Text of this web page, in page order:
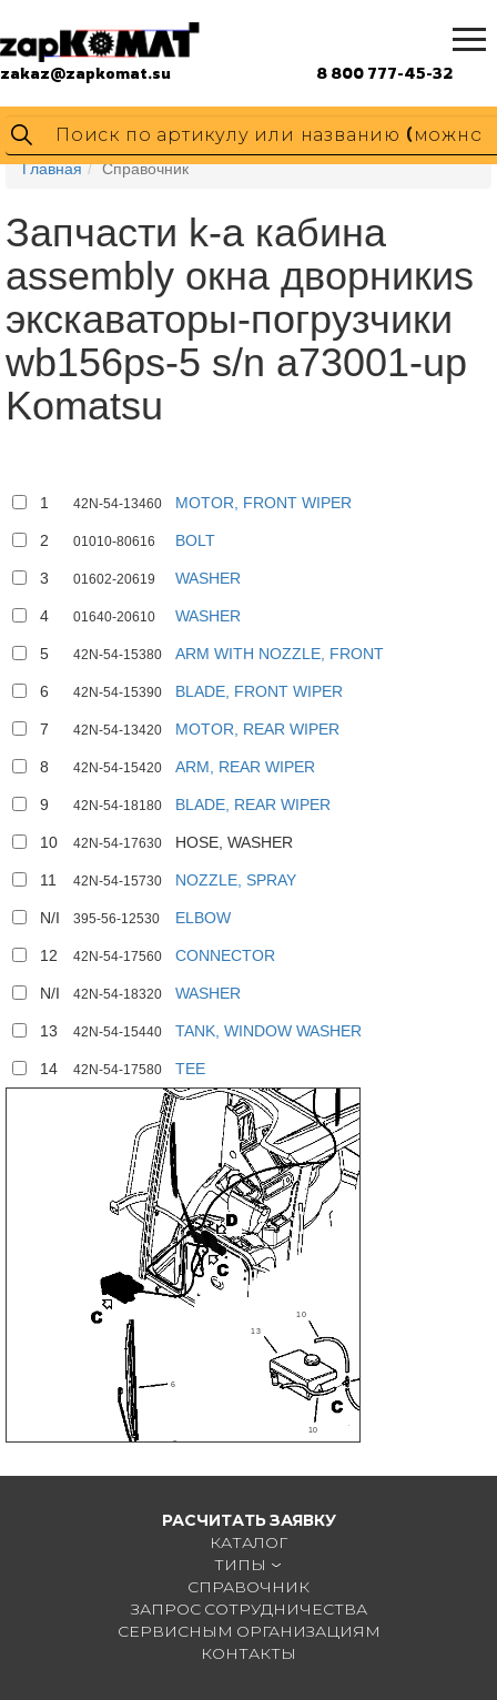
zakaz@zapkomat.su 8 800 777-45-32
Главная Справочник
Запчасти k-a кабина
assembly окна дворникиs
экскаваторы-погрузчики
wb156ps-5 s/n a73001-up
Komatsu
1 42N-54-13460 MOTOR, FRONT WIPER
2 01010-80616 BOLT
3 01602-20619 WASHER
4 01640-20610 WASHER
5 42N-54-15380 ARM WITH NOZZLE, FRONT
6 42N-54-15390 BLADE, FRONT WIPER
7 42N-54-13420 MOTOR, REAR WIPER
8 42N-54-15420 ARM, REAR WIPER
9 42N-54-18180 BLADE, REAR WIPER
10 42N-54-17630 HOSE, WASHER
11 42N-54-15730 NOZZLE, SPRAY
N/I 395-56-12530 ELBOW
12 42N-54-17560 CONNECTOR
N/I 42N-54-18320 WASHER
13 42N-54-15440 TANK, WINDOW WASHER
14 42N-54-17580 TEE
10
13
6
10
5
РАСЧИТАТЬ ЗАЯВКУ
КАТАЛОГ
ТИПЫ
СПРАВОЧНИК
ЗАПРОС СОТРУДНИЧЕСТВА
СЕРВИСНЫМ ОРГАНИЗАЦИЯМ
КОНТАКТЫ